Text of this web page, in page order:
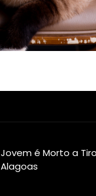
Jovem é Morto a
Alagoas